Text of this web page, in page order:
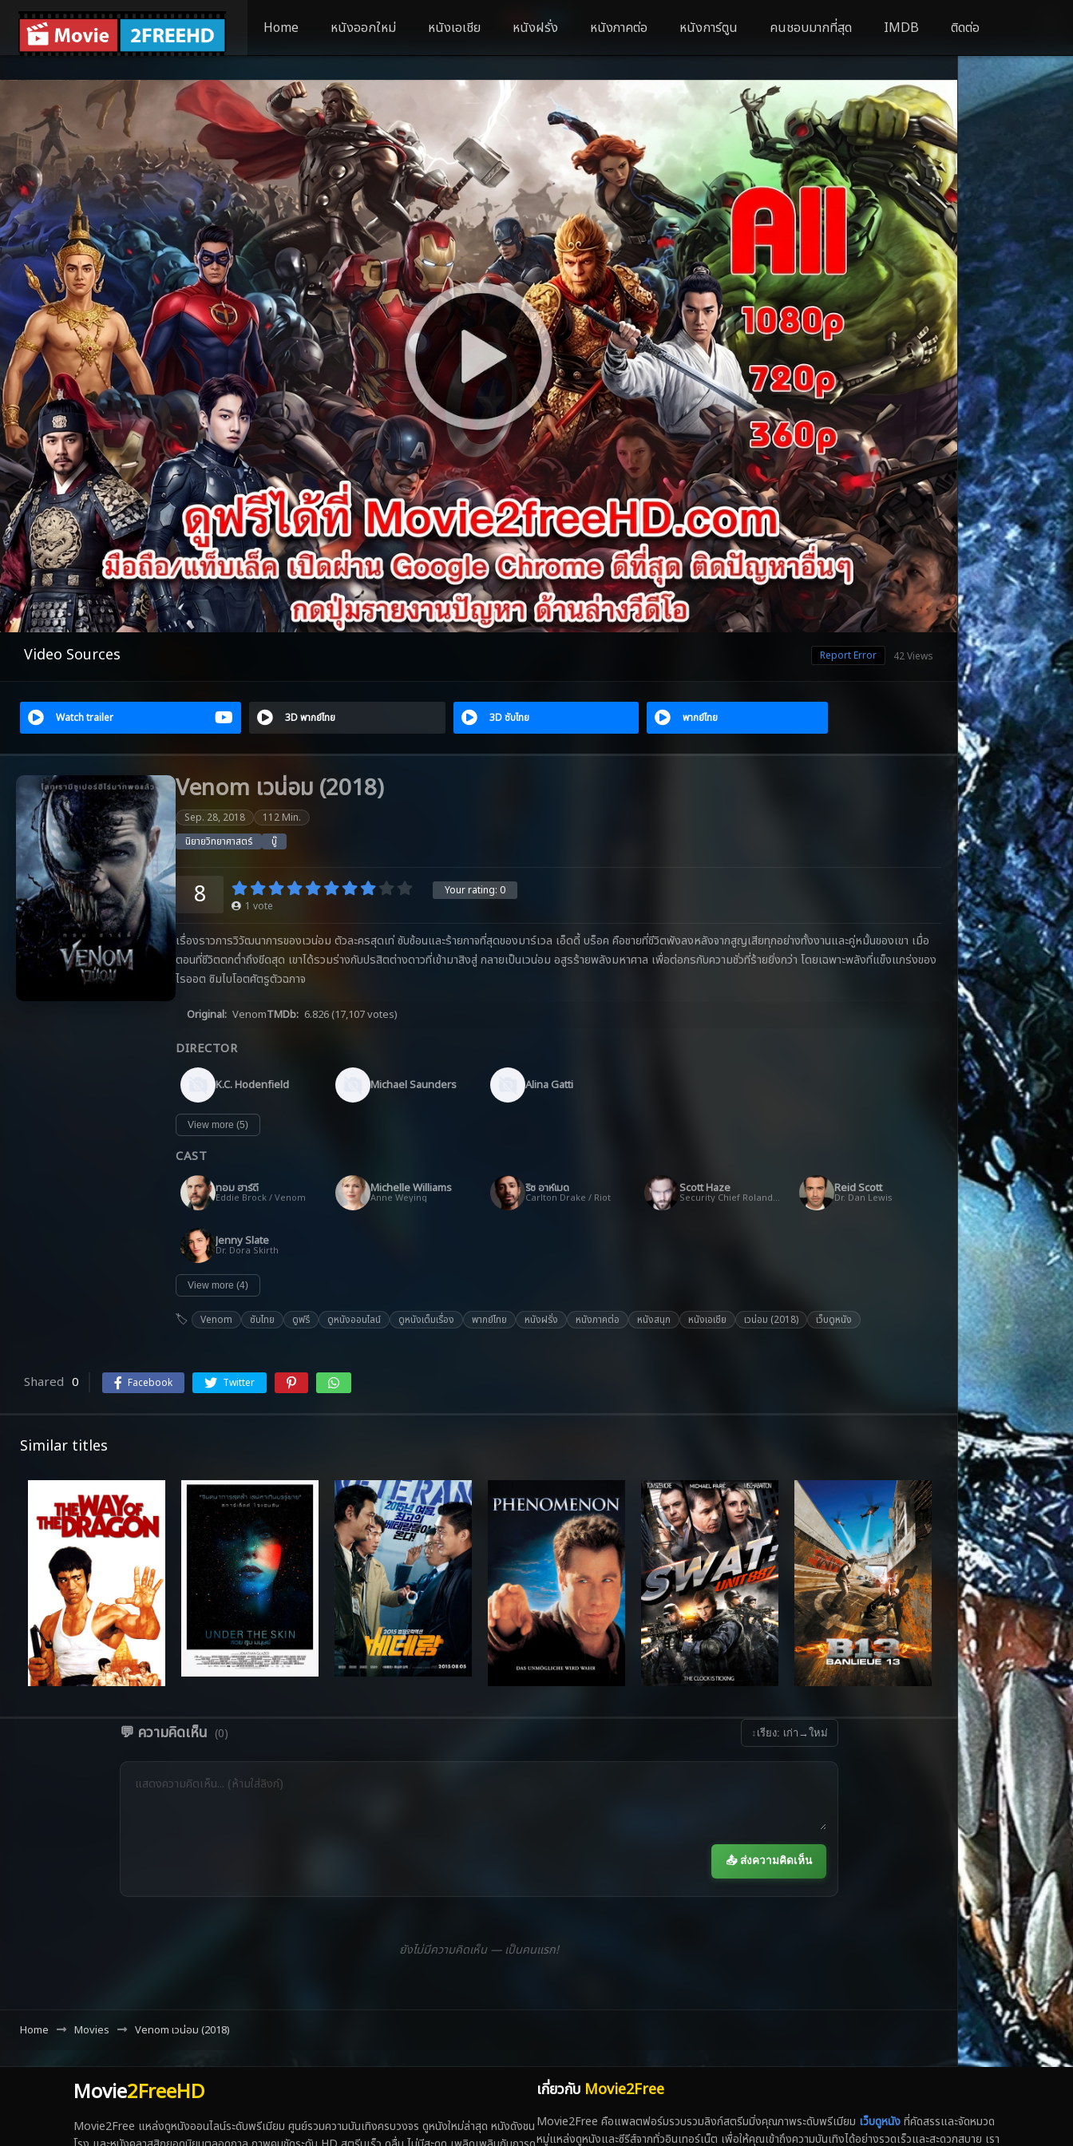
Home หนังออกใหม่ หนังเอเชีย หนังฝรั่ง หนังภาคต่อ หนังการ์ตูน คนชอบมากที่สุด IMDB ติดต่อ
Video Sources 42 Views
Report Error
Watch trailer 3D พากย์ไทย 3D ซับไทย พากย์ไทย
Venom เวน่อม (2018)
Sep. 28, 2018
112 Min.
นิยายวิทยาศาสตร์
บู๊
Your rating: 0
8 1 vote
เรื่องราวการวิวัฒนาการของเวน่อม ตัวละครสุดเท่ ซับซ้อนและร้ายกาจที่สุดของมาร์เวล เอ็ดดี้ บร็อค คือชายที่ชีวิตพังลงหลังจากสูญเสียทุกอย่างทั้งงานและคู่หมั้นของเขา เมื่อ
ตอนที่ชีวิตตกต่ำถึงขีดสุด เขาได้รวมร่างกับปรสิตต่างดาวที่เข้ามาสิงสู่ กลายเป็นเวน่อม อสูรร้ายพลังมหาศาล เพื่อต่อกรกับความชั่วที่ร้ายยิ่งกว่า โดยเฉพาะพลังที่แข็งแกร่งของ
ไรออต ซิมไบโอตศัตรูตัวฉกาจ
Original: VenomTMDb: 6.826 (17,107 votes)
DIRECTOR
K.C. Hodenfield Michael Saunders Alina Gatti
View more (5)
CAST
ทอม ฮาร์ดี
Eddie Brock / Venom
Michelle Williams
Anne Weying
ริซ อาห์เมด
Carlton Drake / Riot
Scott Haze
Security Chief Roland Treece
Reid Scott
Dr. Dan Lewis
Jenny Slate
Dr. Dora Skirth
View more (4)
Venom ซับไทย ดูฟรี ดูหนังออนไลน์ ดูหนังเต็มเรื่อง พากย์ไทย หนังฝรั่ง หนังภาคต่อ หนังสนุก หนังเอเชีย เวน่อม (2018) เว็บดูหนัง
Shared 0 Facebook Twitter
Similar titles
💬 ความคิดเห็น (0) ↕ เรียง: เก่า→ใหม่
📤 ส่งความคิดเห็น
ยังไม่มีความคิดเห็น — เป็นคนแรก!
Home Movies Venom เวน่อม (2018)
Movie2FreeHD
Movie2Free แหล่งดูหนังออนไลน์ระดับพรีเมียม ศูนย์รวมความบันเทิงครบวงจร ดูหนังใหม่ล่าสุด หนังดังชน
เกี่ยวกับ Movie2Free
Movie2Free คือแพลตฟอร์มรวบรวมลิงก์สตรีมมิ่งคุณภาพระดับพรีเมียม เว็บดูหนังที่คัดสรรและจัดหมวด
หมู่แหล่งดูหนังและซีรีส์จากทั่วอินเทอร์เน็ต เพื่อให้คุณเข้าถึงความบันเทิงได้อย่างรวดเร็วและสะดวกสบาย เรา